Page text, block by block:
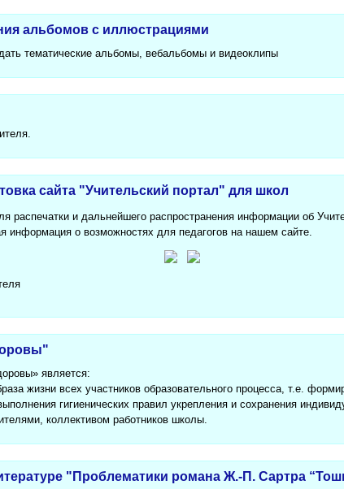
альбомов с иллюстрациями
тематические альбомы, вебальбомы и видеоклипы
сайта "Учительский портал" для школ
распечатки и дальнейшего распространения информации об
информация о возможностях для педагогов на нашем сайте.
является:
жизни всех участников образовательного процесса, т.е.
гигиенических правил укрепления и сохранения
коллективом работников школы.
"Проблематики романа Ж.-П. Сартра